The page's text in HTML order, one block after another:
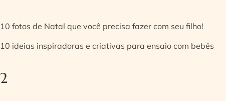
10 fotos de Natal que você precisa fazer com seu filho!
10 ideias inspiradoras e criativas para ensaio com bebês
2